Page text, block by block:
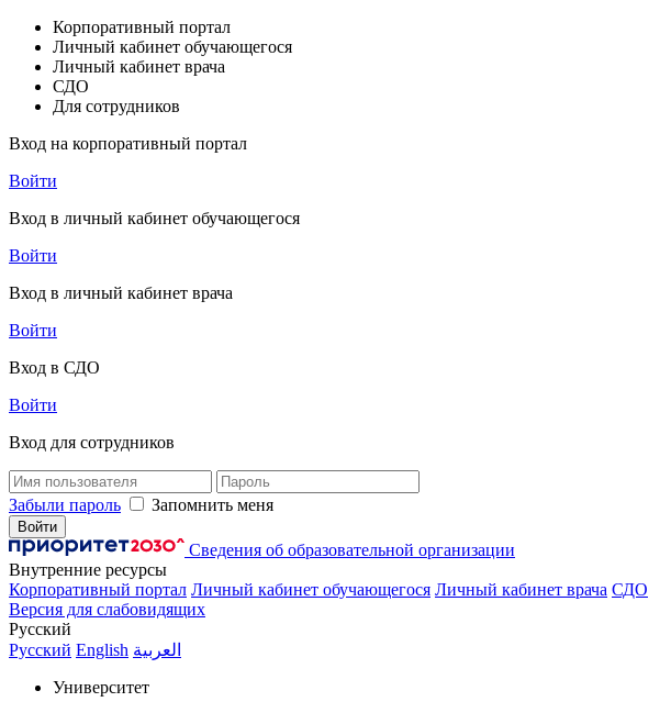
Корпоративный портал
Личный кабинет обучающегося
Личный кабинет врача
СДО
Для сотрудников
Вход на корпоративный портал
Войти
Вход в личный кабинет обучающегося
Войти
Вход в личный кабинет врача
Войти
Вход в СДО
Войти
Вход для сотрудников
Забыли пароль Запомнить меня
Сведения об образовательной организации
Внутренние ресурсы
Корпоративный портал Личный кабинет обучающегося Личный кабинет врача СДО
Версия для слабовидящих
Русский
Русский English العربية
Университет